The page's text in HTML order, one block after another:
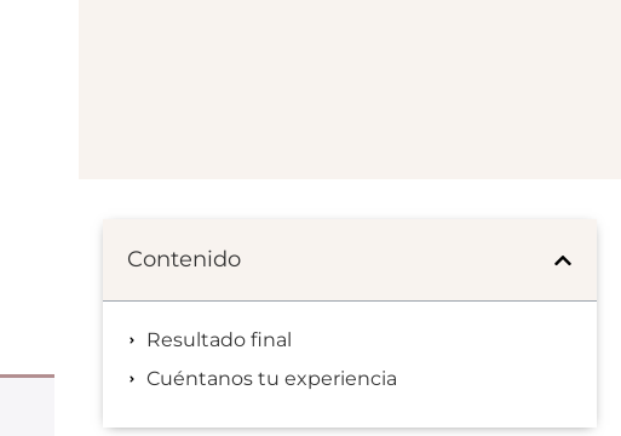
Contenido
Resultado final
Cuéntanos tu experiencia